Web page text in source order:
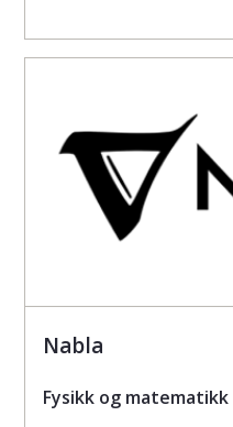
Nabla
Fysikk og matematikk